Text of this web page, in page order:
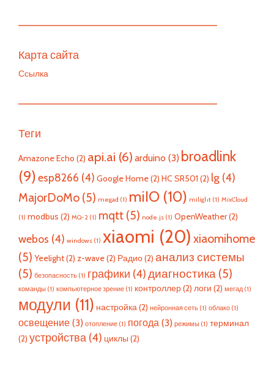
—————————————————————————
Карта сайта
Ссылка
—————————————————————————
Теги
Amazone Echo (2) api.ai (6) arduino (3) broadlink
(9)esp8266 (4) Google Home(2) HC SR501 (2) lg (4)
MajorDoMo (5) megad (1) miIO (10) milight (1) MixCloud
(1) modbus (2) MQ-2 (1) mqtt (5) node.js (1) OpenWeather(2)
webos (4) windows (1) xiaomi (20) xiaomihome
(5) Yeelight(2) z-wave(2) Радио(2) анализ системы
(5) безопасность (1) графики (4)диагностика (5)
команды (1) компьютерное зрение (1) контроллер(2) логи (2) мегад(1)
модули (11) настройка (2) нейронная сеть (1) облако (1)
освещение (3) отопление (1) погода (3) режимы (1) терминал
(2) устройства (4) циклы (2)